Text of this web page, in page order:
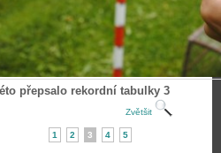
přepsalo rekordní tabulky 3
Zvětšit
1 2 3 4 5